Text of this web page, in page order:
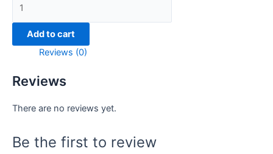
quantity
Add to cart
Reviews (0)
Reviews
There are no reviews yet.
Be the first to review